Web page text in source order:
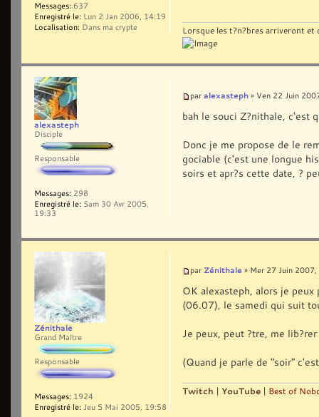
Lorsque les t?n?bres arriveront et
Messages: 637
Enregistré le: Lun 2 Jan 2006, 14:19
Localisation: Dans ma crypte
par alexasteph » Ven 22 Juin
bah le souci Z?nithale, c'est
Donc je me propose de le
gociable (c'est une longue
soirs et apr?s cette date, ?
alexasteph
Disciple
Responsable
Messages: 298
Enregistré le: Sam 30 Avr 2005,
19:33
par Zénithale » Mer 27 Juin
OK alexasteph, alors je
(06.07), le samedi qui suit
Je peux, peut ?tre, me
(Quand je parle de "soir"
Twitch | YouTube | Best of
Zénithale
Grand Maître
Responsable
Messages: 1924
Enregistré le: Jeu 5 Mai 2005, 19:58